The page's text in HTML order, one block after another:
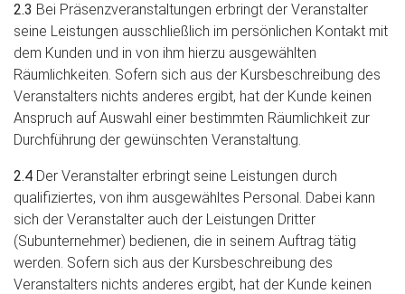
2.3 Bei Präsenzveranstaltungen erbringt der Veranstalter
seine Leistungen ausschließlich im persönlichen Kontakt mit
dem Kunden und in von ihm hierzu ausgewählten
Räumlichkeiten. Sofern sich aus der Kursbeschreibung des
Veranstalters nichts anderes ergibt, hat der Kunde keinen
Anspruch auf Auswahl einer bestimmten Räumlichkeit zur
Durchführung der gewünschten Veranstaltung.
2.4 Der Veranstalter erbringt seine Leistungen durch
qualifiziertes, von ihm ausgewähltes Personal. Dabei kann
sich der Veranstalter auch der Leistungen Dritter
(Subunternehmer) bedienen, die in seinem Auftrag tätig
werden. Sofern sich aus der Kursbeschreibung des
Veranstalters nichts anderes ergibt, hat der Kunde keinen